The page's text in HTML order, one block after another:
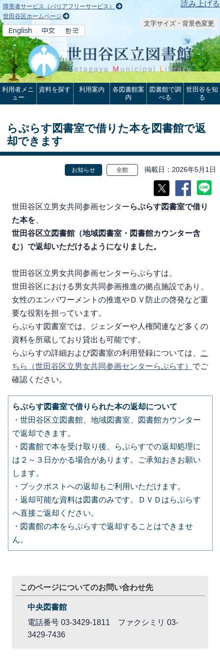
本文へ 読み上げる
障害者サービス（バリアフリーサービス）
世田谷区ホームページ
文字サイズ・背景色変更
利用者メニ
ュー
資料を探す 利用案内
各図書館案
内
図書館で調
べる
世田谷を知
る
らぷらす図書室で借りた本を図書館で返
却できます
お知らせ 全館 掲載日 2026年5月1日
世田谷区立男女共同参画センターらぷらす図書室で借り
た本を
世田谷区立図書館（地域図書室・図書館カウンター含
む）で返却いただけるようになりました。
世田谷区立男女共同参画センターらぷらすは、
世田谷区における男女共同参画推進の拠点施設であり、
女性のエンパワーメントの推進やＤＶ防止の啓発など重
要な役割を担っています。
らぷらす図書室では、
ジェンダーや人権関連など多くの
資料を所蔵しており貸出も可能です。
らぷらすの詳細および図書室の利用登録については、
こ
ちら（世田谷区立男女共同参画センターらぷらす） でご
確認ください。
らぷらす図書室で借りられた本の返却について
・世田谷区立図書館、地域図書室、図書館カウンター
で返却できます。
・図書館で本を受け取り後、らぷらすでの返却処理に
は２～３日かかる場合があります。ご承知おきお願い
します。
・ブックポストへの返却もご利用いただけます。
・返却可能な資料は図書のみです。ＤＶＤはらぷらす
へ直接ご返却ください。
・図書館の本をらぷらすで返却することはできませ
ん。
このページについてのお問い合わせ先
中央図書館
電話番号 03-3429-1811 ファクシミリ 03-
3429-7436